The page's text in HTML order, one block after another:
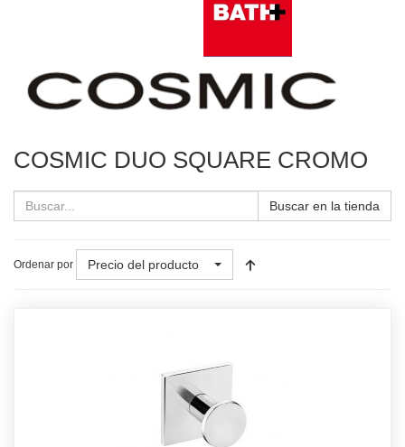
COSMIC DUO SQUARE CROMO
Buscar en la tienda
Ordenar por Precio del producto